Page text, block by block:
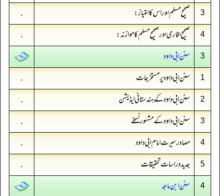
3 صحیح مسلم اور اس کا امتیاز: .
4 صحیح بخاری اور صحیح مسلم کا موازنہ: .
3 سنن ابي داود
1 سنن ابی داود پر مستخرجات .
2 سنن ابی داود کے ہندستانی ایڈیشن .
3 سنن ابی داود کے مشہور نسخے .
4 مصادر سیرت امام ابی داود .
5 جدید دراسات تحقیقات .
4 سنن ابن ماجه